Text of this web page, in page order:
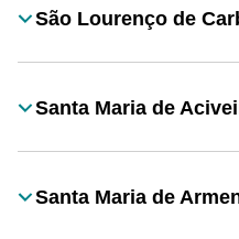
Título
São Lourenço de
Título
Santa Maria de
Título
Santa Maria de